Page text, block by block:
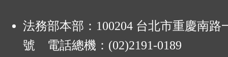
法務部本部：100204 台北市重慶南路
號 電話總機：(02)2191-0189